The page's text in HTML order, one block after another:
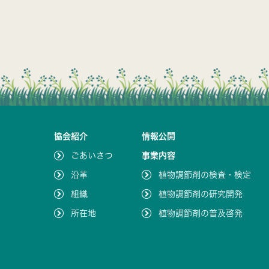
協会紹介
ごあいさつ
沿革
組織
所在地
情報公開
事業内容
植物調節剤の検査・検定
植物調節剤の研究開発
植物調節剤の普及啓発